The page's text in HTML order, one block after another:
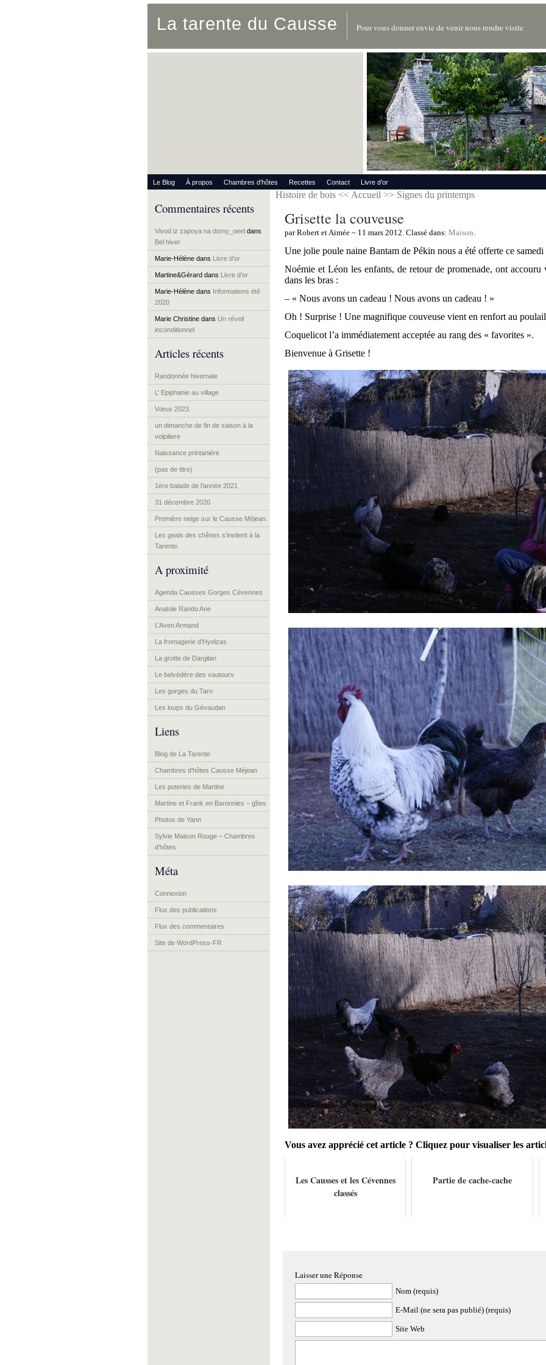
La tarente du Causse Pour vous donner envie de venir nous rendre visite
Le Blog À propos Chambres d’hôtes Recettes Contact Livre d’or
Commentaires récents
Vivod iz zapoya na domy_oeel dans
Bel hiver
Marie-Hélène dans Livre d’or
Martine&Gérard dans Livre d’or
Marie-Hélène dans Informations été
2020
Marie Christine dans Un réveil
inconditionnel
Articles récents
Randonnée hivernale
L’ Epiphanie au village
Vœux 2023.
un dimanche de fin de saison à la
volpiliere
Naissance printanière
(pas de titre)
1ère balade de l’année 2021
31 décembre 2020
Première neige sur le Causse Méjean.
Les geais des chênes s’invitent à la
Tarente.
A proximité
Agenda Causses Gorges Cévennes
Anatole Rando Ane
L’Aven Armand
La fromagerie d’Hyelzas
La grotte de Dargilan
Le belvédère des vautours
Les gorges du Tarn
Les loups du Gévaudan
Liens
Blog de La Tarente
Chambres d’hôtes Causse Méjean
Les poteries de Martine
Martine et Frank en Baronnies – gîtes
Photos de Yann
Sylvie Maison Rouge – Chambres
d’hôtes
Méta
Connexion
Flux des publications
Flux des commentaires
Site de WordPress-FR
Histoire de bois << Accueil >> Signes du printemps
Grisette la couveuse
par Robert et Aimée ~ 11 mars 2012. Classé dans: Maison.
Une jolie poule naine Bantam de Pékin nous a été offerte ce
Noémie et Léon les enfants, de retour de promenade, ont accouru
dans les bras :
– « Nous avons un cadeau ! Nous avons un cadeau ! »
Oh ! Surprise ! Une magnifique couveuse vient en renfort au
Coquelicot l’a immédiatement acceptée au rang des « favorites ».
Bienvenue à Grisette !
Vous avez apprécié cet article ? Cliquez pour visualiser les
Les Causses et les Cévennes
classés
Partie de cache-cache
Laisser une Réponse
Nom (requis)
E-Mail (ne sera pas publié) (requis)
Site Web